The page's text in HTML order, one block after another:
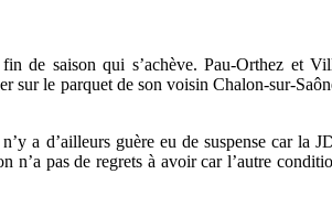
saison qui s’achève. Pau-Orthez et
sur le parquet de son voisin Chalon-sur-
a d’ailleurs guère eu de suspense car la
pas de regrets à avoir car l’autre